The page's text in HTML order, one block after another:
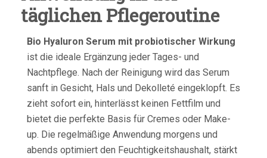
täglichen Pflegeroutine
Bio Hyaluron Serum mit probiotischer Wirkung
ist die ideale Ergänzung jeder Tages- und
Nachtpflege. Nach der Reinigung wird das Serum
sanft in Gesicht, Hals und Dekolleté eingeklopft. Es
zieht sofort ein, hinterlässt keinen Fettfilm und
bietet die perfekte Basis für Cremes oder Make-
up. Die regelmäßige Anwendung morgens und
abends optimiert den Feuchtigkeitshaushalt, stärkt